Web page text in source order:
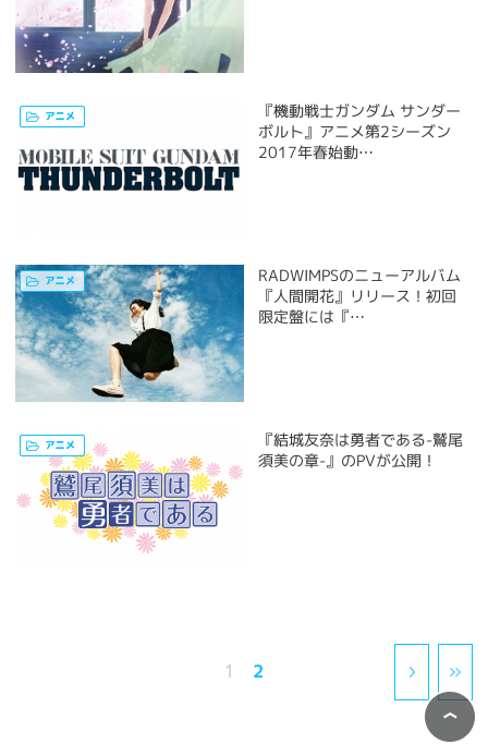
『機動戦士ガンダム サンダー
ボルト』アニメ第2シーズン
2017年春始動…
RADWIMPSのニューアルバム
『人間開花』リリース！初回
限定盤には『…
『結城友奈は勇者である-鷲尾
須美の章-』のPVが公開！
1 2